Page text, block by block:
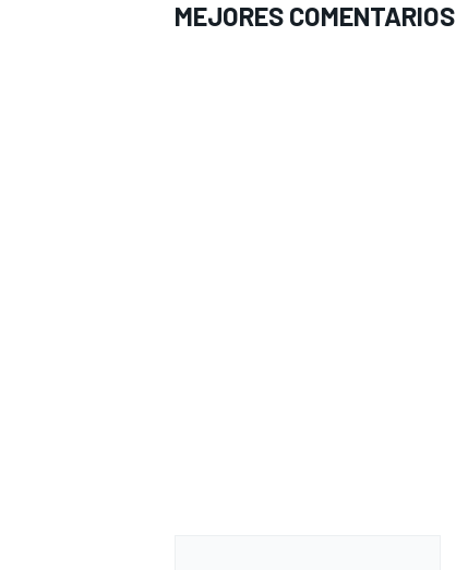
MEJORES COMENTARIOS